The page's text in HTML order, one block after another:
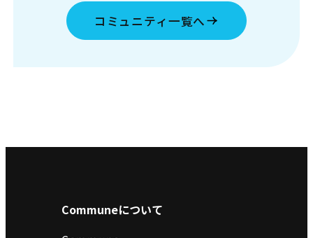
コミュニティ一覧へ
Communeについて